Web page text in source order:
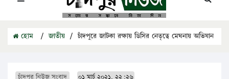
হোম / জাতীয় / চাঁদপুরে জাটকা রক্ষায় ডিসির নেতৃত্বে মেঘনায় অভিযান
চাঁদপুর নিউজ সংবাদ ০১ মার্চ ২০২১, ২২:২৬